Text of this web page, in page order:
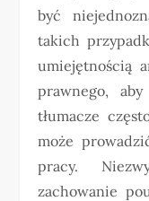
być
takich
umiejętnością
prawnego,
tłumacze
może
pracy.
zachowanie